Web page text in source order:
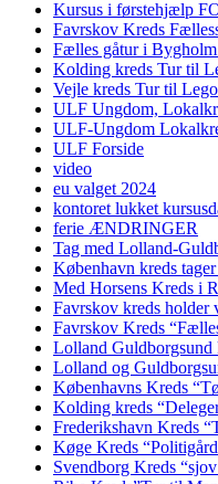
Kursus i førstehjælp
Favrskov Kreds
Fælles gåtur i Bygholm
Kolding kreds Tur til
Vejle kreds Tur til
ULF Ungdom,
ULF-Ungdom
ULF Forside
video
eu valget 2024
kontoret lukket
ferie ÆNDRINGER
Tag med Lolland-
København kreds
Med Horsens Kreds i
Favrskov kreds holder
Favrskov Kreds
Lolland Guldborgsund
Lolland og
Københavns Kreds
Kolding kreds
Frederikshavn Kreds
Køge Kreds
Svendborg Kreds